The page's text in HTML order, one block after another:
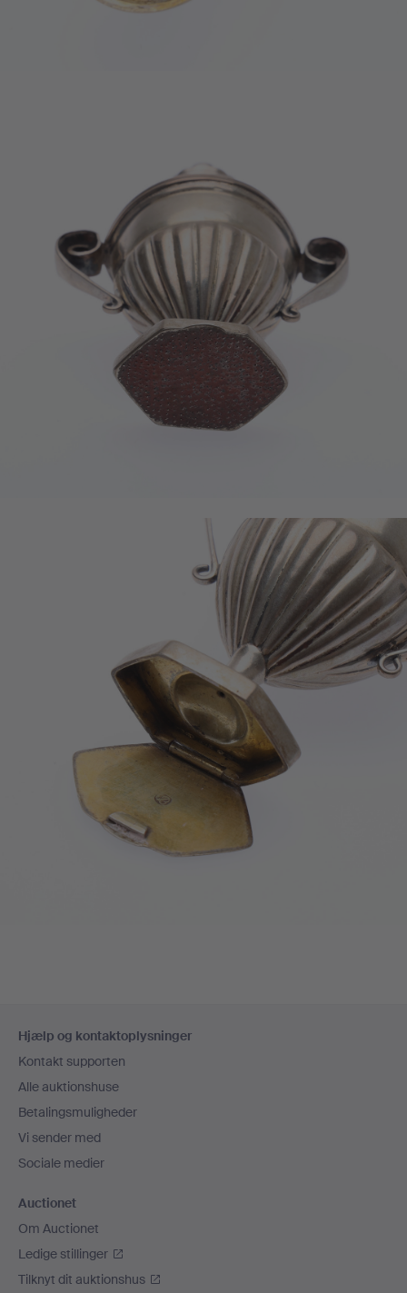
Hjælp og kontaktoplysninger
Kontakt supporten
Alle auktionshuse
Betalingsmuligheder
Vi sender med
Sociale medier
Auctionet
Om Auctionet
Ledige stillinger
Tilknyt dit auktionshus